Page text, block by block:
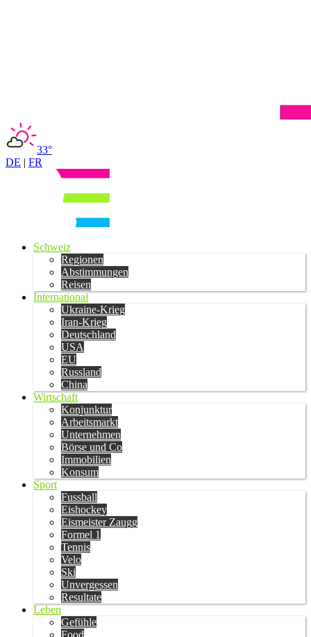
33°
DE | FR
Schweiz
Regionen
Abstimmungen
Reisen
International
Ukraine-Krieg
Iran-Krieg
Deutschland
USA
EU
Russland
China
Wirtschaft
Konjunktur
Arbeitsmarkt
Unternehmen
Börse und Co
Immobilien
Konsum
Sport
Fussball
Eishockey
Eismeister Zaugg
Formel 1
Tennis
Velo
Ski
Unvergessen
Resultate
Leben
Gefühle
Food